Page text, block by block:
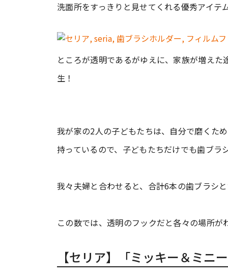
洗面所をすっきりと見せてくれる優秀アイテ
ところが透明であるがゆえに、家族が増え
生！
我が家の2人の子どもたちは、自分で磨くた
持っているので、子どもたちだけでも歯ブラ
我々夫婦と合わせると、合計6本の歯ブラシ
この数では、透明のフックだと各々の場所
【セリア】「ミッキー＆ミニ